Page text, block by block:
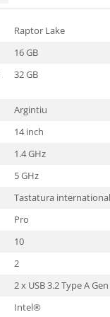
Raptor Lake
16 GB
32 GB
Argintiu
14 inch
1.4 GHz
5 GHz
Tastatura
Pro
10
2
2 x USB 3.2 Type A
Intel®